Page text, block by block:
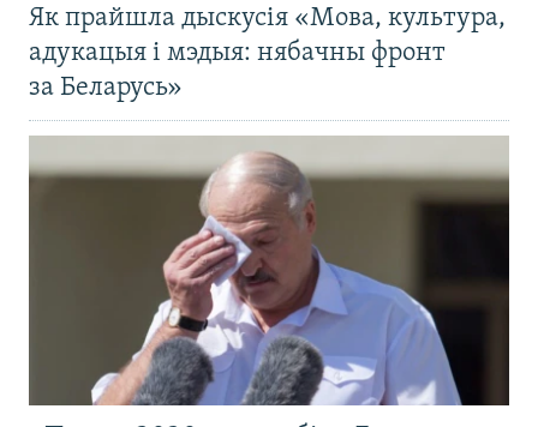
Як прайшла дыскусія «Мова, культура,
адукацыя і мэдыя: нябачны фронт
за Беларусь»